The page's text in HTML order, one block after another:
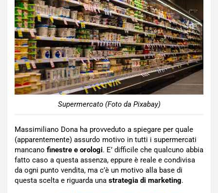
Supermercato (Foto da Pixabay)
Massimiliano Dona ha provveduto a spiegare per quale
(apparentemente) assurdo motivo in tutti i supermercati
mancano finestre e orologi. E’ difficile che qualcuno abbia
fatto caso a questa assenza, eppure è reale e condivisa
da ogni punto vendita, ma c’è un motivo alla base di
questa scelta e riguarda una strategia di marketing.